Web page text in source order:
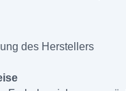
des Herstellers